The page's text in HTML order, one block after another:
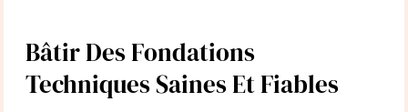
Bâtir Des Fondations
Techniques Saines Et Fiables